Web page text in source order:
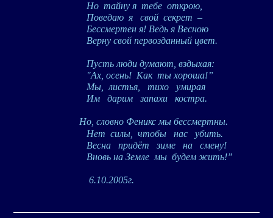
Но тайну я тебе открою,
Поведаю я свой секрет –
Бессмертен я! Ведь я Весною
Верну свой первозданный цвет.
Пусть люди думают, вздыхая:
"Ах, осень! Как ты хороша!”
Мы,
листья, тихо
умирая
Им
дарим запахи костра.
Но, словно Феникс мы бессмертны.
Нет силы, чтобы нас
убить.
Весна
придёт зиме на
смену!
Вновь на Земле мы будем жить!”
6.10.2005г.